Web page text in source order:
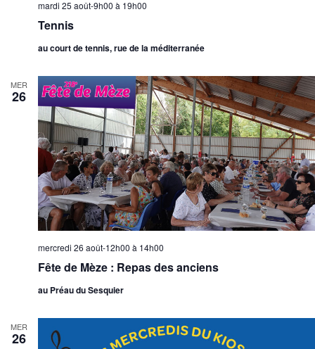
Tennis
mardi 25 août-9h00 à 19h00
au court de tennis, rue de la méditerranée
MER
26
Fête de Mèze : Repas des anciens
mercredi 26 août-12h00 à 14h00
au Préau du Sesquier
MER
26